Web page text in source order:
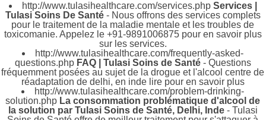
http://www.tulasihealthcare.com/services.php Services |
Tulasi Soins De Santé- Nous offrons des services complets
pour le traitement de la maladie mentale et les troubles de
toxicomanie. Appelez le +91-9891006875 pour en savoir plus
sur les services.
http://www.tulasihealthcare.com/frequently-asked-
questions.php FAQ | Tulasi Soins de Santé- Questions
fréquemment posées au sujet de la drogue et l'alcool centre de
réadaptation de delhi, en inde lire pour en savoir plus
http://www.tulasihealthcare.com/problem-drinking-
solution.php La consommation problématique d'alcool de
la solution par Tulasi Soins de Santé, Delhi, Inde- Tulasi